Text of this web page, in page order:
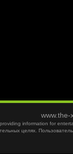
information for
целях.